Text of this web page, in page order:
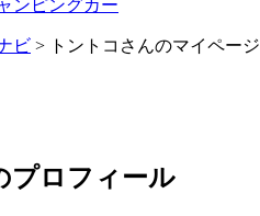
ンピングカー
ビ > トントコさんのマイページ
プロフィール